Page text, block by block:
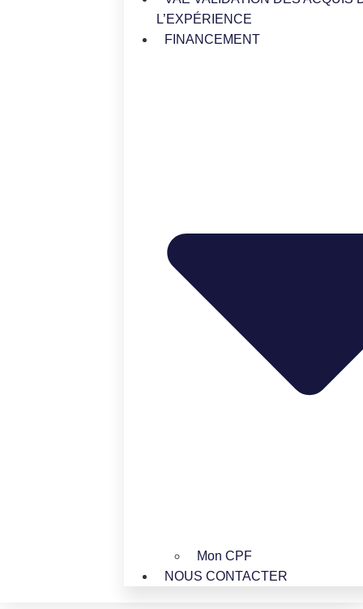
L’EXPÉRIENCE
FINANCEMENT
Mon CPF
NOUS CONTACTER